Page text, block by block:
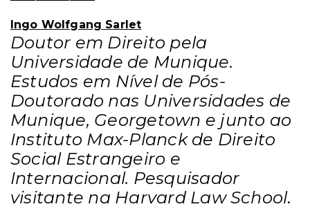
Ingo Wolfgang Sarlet
Doutor em Direito pela
Universidade de Munique.
Estudos em Nível de Pós-
Doutorado nas Universidades de
Munique, Georgetown e junto ao
Instituto Max-Planck de Direito
Social Estrangeiro e
Internacional. Pesquisador
visitante na Harvard Law School.